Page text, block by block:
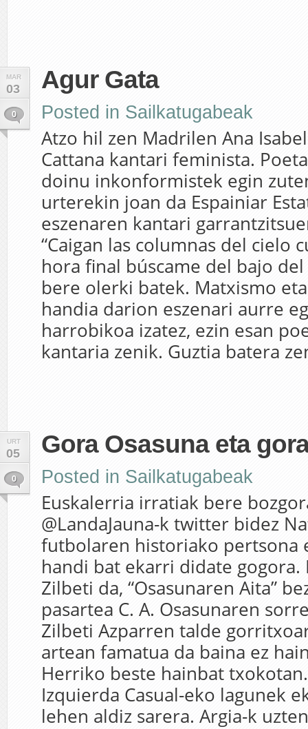
MAR
03
0
Agur Gata
Posted in Sailkatugabeak
Atzo hil zen Madrilen Ana
Cattana kantari feminista.
doinu inkonformistek egin
urterekin joan da Espainiar
eszenaren kantari
“Caigan las columnas del cielo
hora final búscame del bajo del
bere olerki batek. Matxismo
handia darion eszenari aurre
harrobikoa izatez, ezin esan
kantaria zenik. Guztia batera
URT
05
0
Gora Osasuna eta
Posted in Sailkatugabeak
Euskalerria irratiak bere
@LandaJauna-k twitter bidez
futbolaren historiako pertsona
handi bat ekarri didate gogora.
Zilbeti da, “Osasunaren Aita”
pasartea C. A. Osasunaren
Zilbeti Azparren talde
artean famatua da baina ez
Herriko beste hainbat
Izquierda Casual-eko lagunek
lehen aldiz sarera. Argia-k